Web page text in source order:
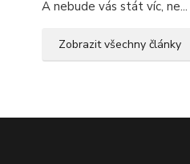
A nebude vás stát víc, ne...
Zobrazit všechny články